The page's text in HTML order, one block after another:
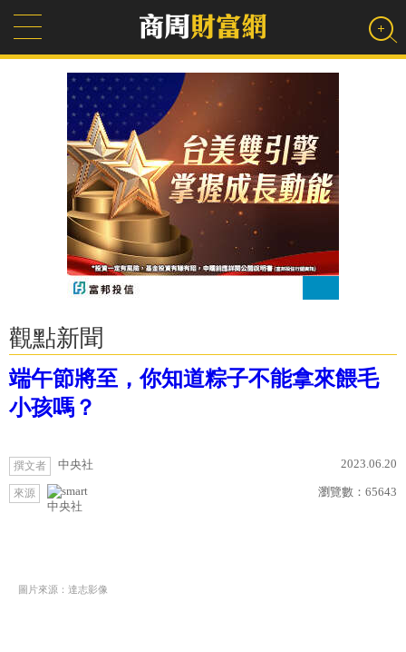
觀點新聞
端午節將至，你知道粽子不能拿來餵毛
小孩嗎？
撰文者 中央社 2023.06.20
來源
中央社
瀏覽數： 65643
圖片來源：達志影像